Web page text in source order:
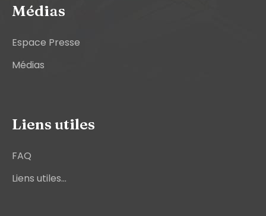
Médias
Espace Presse
Médias
Liens utiles
FAQ
Liens utiles...